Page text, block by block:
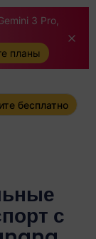
3 Pro,
планы
бесплатно
с